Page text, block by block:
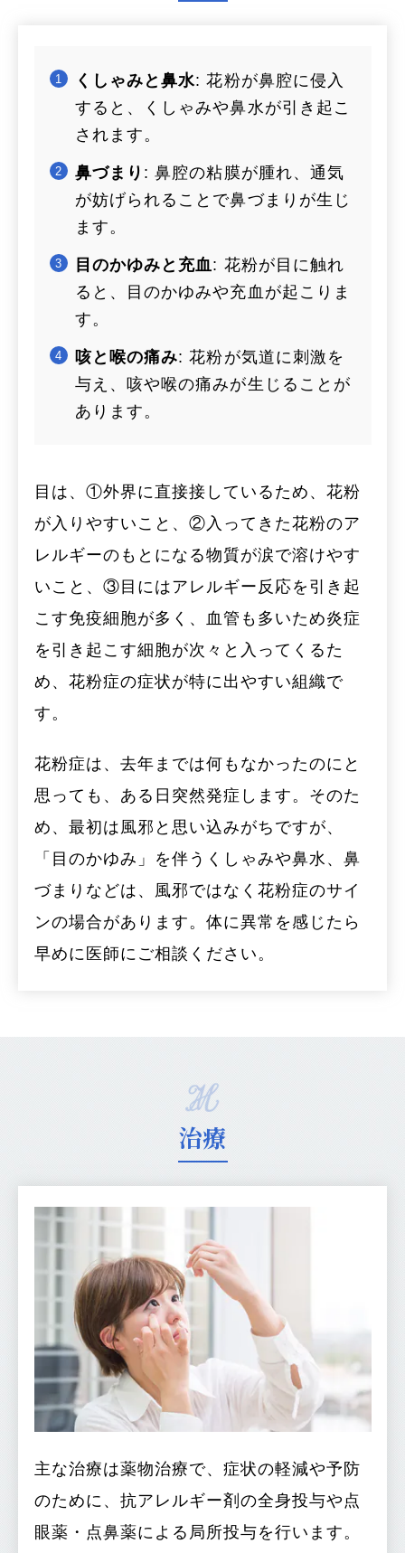
くしゃみと鼻水: 花粉が鼻腔に侵入
すると、くしゃみや鼻水が引き起こ
されます。
鼻づまり : 鼻腔の粘膜が腫れ、通気
が妨げられることで鼻づまりが生じ
ます。
目のかゆみと充血 : 花粉が目に触れ
ると、目のかゆみや充血が起こりま
す。
咳と喉の痛み: 花粉が気道に刺激を
与え、咳や喉の痛みが生じることが
あります。
目は、①外界に直接接しているため、花粉
が入りやすいこと、②入ってきた花粉のア
レルギーのもとになる物質が涙で溶けやす
いこと、③目にはアレルギー反応を引き起
こす免疫細胞が多く、血管も多いため炎症
を引き起こす細胞が次々と入ってくるた
め、花粉症の症状が特に出やすい組織で
す。
花粉症は、去年までは何もなかったのにと
思っても、ある日突然発症します。そのた
め、最初は風邪と思い込みがちですが、
「目のかゆみ」を伴うくしゃみや鼻水、鼻
づまりなどは、風邪ではなく花粉症のサイ
ンの場合があります。体に異常を感じたら
早めに医師にご相談ください。
治療
主な治療は薬物治療で、症状の軽減や予防
のために、抗アレルギー剤の全身投与や点
眼薬・点鼻薬による局所投与を行います。